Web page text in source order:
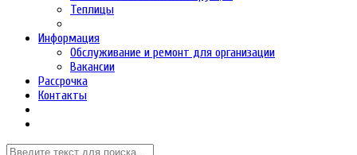
Теплицы
Информация
Обслуживание и ремонт для организации
Вакансии
Рассрочка
Контакты